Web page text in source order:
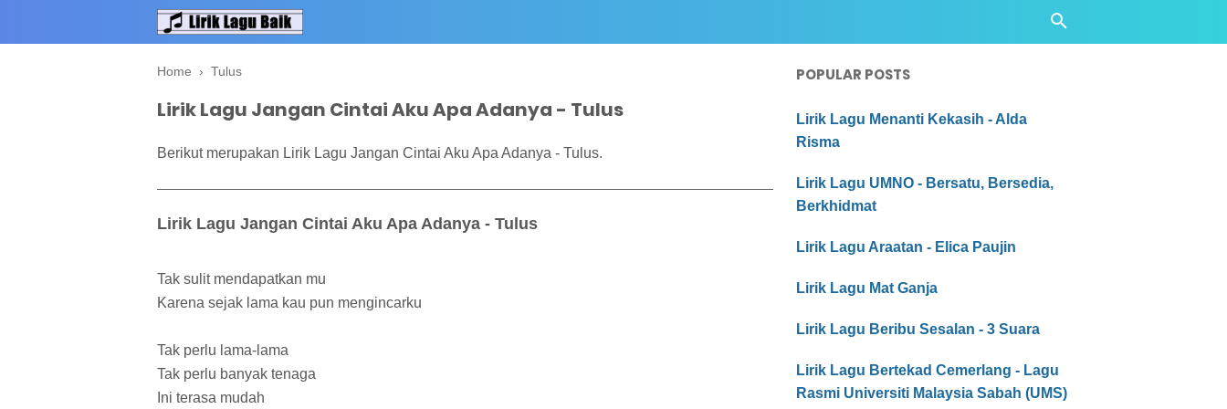
Home › Tulus
Lirik Lagu Jangan Cintai Aku Apa Adanya - Tulus
Berikut merupakan Lirik Lagu Jangan Cintai Aku Apa Adanya - Tulus.
Lirik Lagu Jangan Cintai Aku Apa Adanya - Tulus
Tak sulit mendapatkan mu
Karena sejak lama kau pun mengincarku
Tak perlu lama-lama
Tak perlu banyak tenaga
Ini terasa mudah
POPULAR POSTS
Lirik Lagu Menanti Kekasih - Alda
Risma
Lirik Lagu UMNO - Bersatu, Bersedia,
Berkhidmat
Lirik Lagu Araatan - Elica Paujin
Lirik Lagu Mat Ganja
Lirik Lagu Beribu Sesalan - 3 Suara
Lirik Lagu Bertekad Cemerlang - Lagu
Rasmi Universiti Malaysia Sabah (UMS)